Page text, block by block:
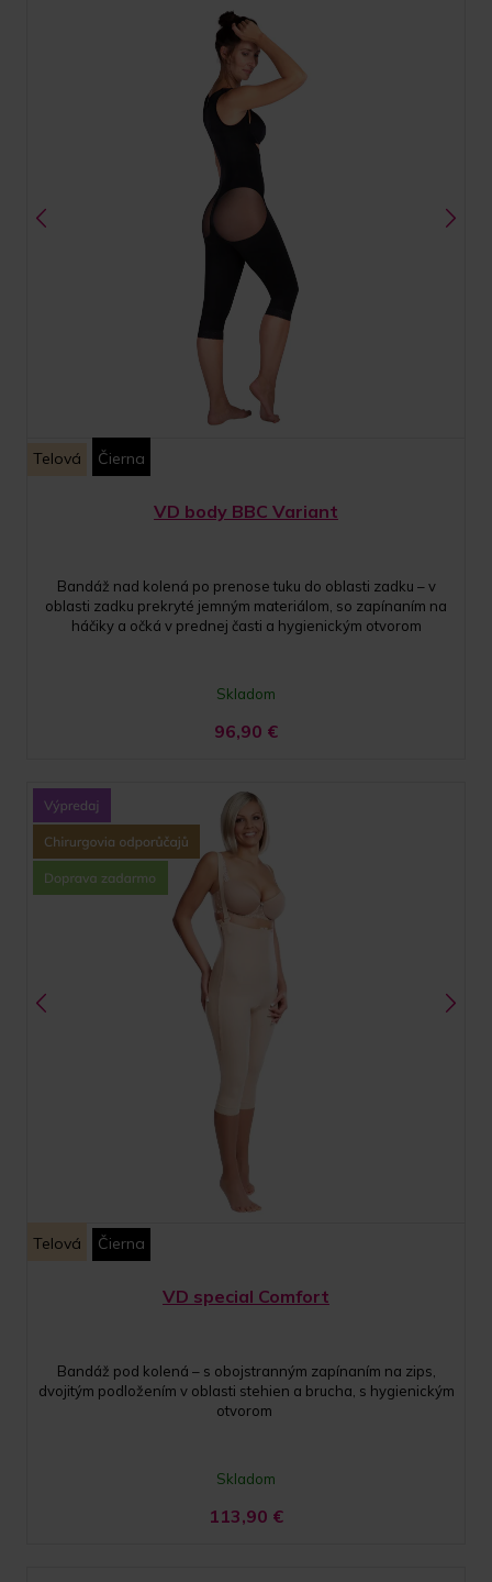
Telová Čierna
VD body BBC Variant
Bandáž nad kolená po prenose tuku do oblasti zadku – v
oblasti zadku prekryté jemným materiálom, so zapínaním na
háčiky a očká v prednej časti a hygienickým otvorom
Skladom
96,90 €
Telová Čierna
VD special Comfort
Bandáž pod kolená – s obojstranným zapínaním na zips,
dvojitým podložením v oblasti stehien a brucha, s hygienickým
otvorom
Skladom
113,90 €